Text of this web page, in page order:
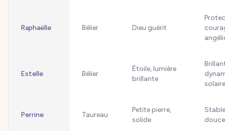
Raphaëlle Bélier Dieu guérit
Estelle Bélier
Étoile, lumière
brillante
solaire
Perrine Taureau
Petite pierre,
solide
douce